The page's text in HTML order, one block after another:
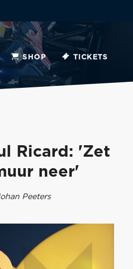
SHOP TICKETS
Ricard: 'Zet
neer'
Peeters